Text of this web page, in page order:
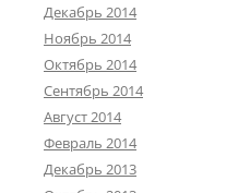
Декабрь 2014
Ноябрь 2014
Октябрь 2014
Сентябрь 2014
Август 2014
Февраль 2014
Декабрь 2013